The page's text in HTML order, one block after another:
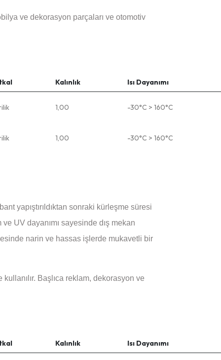
ve dekorasyon parçaları ve otomotiv
Kalınlık Isı Dayanımı
1,00 -30°C > 160°C
1,00 -30°C > 160°C
yapıştırıldıktan sonraki kürleşme süresi
UV dayanımı sayesinde dış mekan
narin ve hassas işlerde mukavetli bir
Başlıca reklam, dekorasyon ve
Kalınlık Isı Dayanımı